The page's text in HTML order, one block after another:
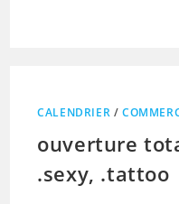
CALENDRIER /
ouverture
.sexy, .tattoo